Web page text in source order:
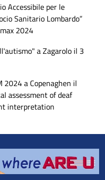
Accessibile per le
Sanitario Lombardo”
2024
a Zagarolo il 3
2024 a Copenaghen il
assessment of deaf
interpretation